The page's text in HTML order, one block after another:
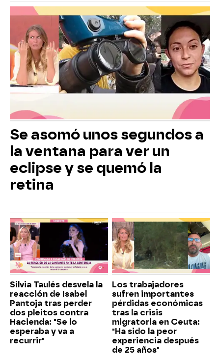
Se asomó unos segundos a
la ventana para ver un
eclipse y se quemó la
retina
Silvia Taulés desvela la
reacción de Isabel
Pantoja tras perder
dos pleitos contra
Hacienda: "Se lo
esperaba y va a
recurrir"
Los trabajadores
sufren importantes
pérdidas económicas
tras la crisis
migratoria en Ceuta:
"Ha sido la peor
experiencia después
de 25 años"